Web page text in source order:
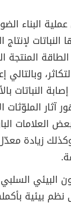
البناء
النباتات
المنتجة
إصابة
آثار
العلامات
زيادة
البيئي
نظم بيئية